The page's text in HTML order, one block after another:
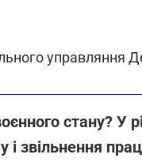
управляння
стану? У
і звільнення